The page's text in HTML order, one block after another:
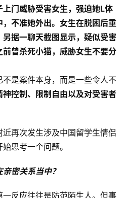
门威胁受害女生，强迫她L体
不准她外出。女生在脱困后重
据一聊天截图显示，疑似受害
曾杀死小猫，威胁女生不要分
是案件本身，而是一些令人不
神控制、限制自由以及对受害者
再次发生涉及中国留学生情侣
思考一个问题。
密关系当中？
反应往往是防范陌生人。但事